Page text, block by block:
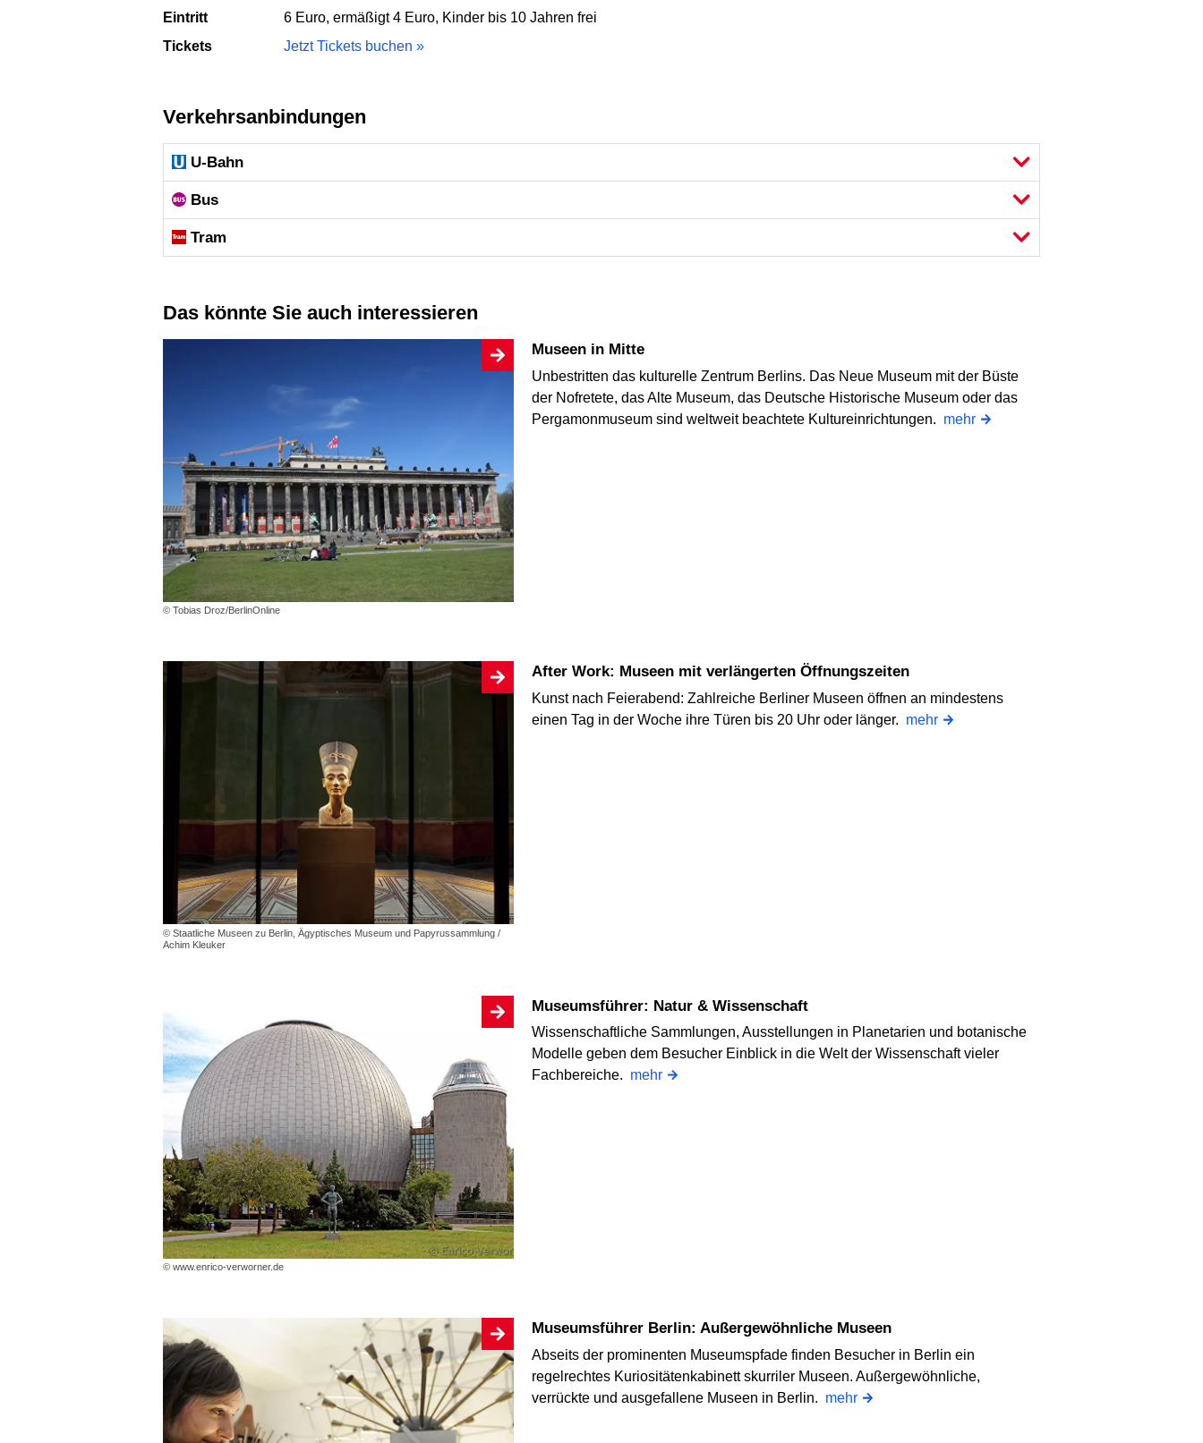
Eintritt
6 Euro, ermäßigt 4 Euro, Kinder bis 10 Jahren frei
Tickets
Jetzt Tickets buchen »
Verkehrsanbindungen
U-Bahn
Bus
Tram
Das könnte Sie auch interessieren
© Tobias Droz/BerlinOnline
Museen in Mitte
Unbestritten das kulturelle Zentrum Berlins. Das Neue Museum mit der Büste
der Nofretete, das Alte Museum, das Deutsche Historische Museum oder das
Pergamonmuseum sind weltweit beachtete Kultureinrichtungen. mehr
© Staatliche Museen zu Berlin, Ägyptisches Museum und Papyrussammlung /
Achim Kleuker
After Work: Museen mit verlängerten Öffnungszeiten
Kunst nach Feierabend: Zahlreiche Berliner Museen öffnen an mindestens
einen Tag in der Woche ihre Türen bis 20 Uhr oder länger. mehr
© www.enrico-verworner.de
Museumsführer: Natur & Wissenschaft
Wissenschaftliche Sammlungen, Ausstellungen in Planetarien und botanische
Modelle geben dem Besucher Einblick in die Welt der Wissenschaft vieler
Fachbereiche. mehr
Museumsführer Berlin: Außergewöhnliche Museen
Abseits der prominenten Museumspfade finden Besucher in Berlin ein
regelrechtes Kuriositätenkabinett skurriler Museen. Außergewöhnliche,
verrückte und ausgefallene Museen in Berlin. mehr